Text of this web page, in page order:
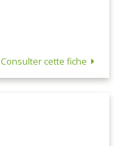
Consulter cette fiche